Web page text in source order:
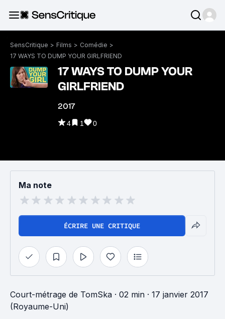
SensCritique > Films > Comédie >
17 WAYS TO DUMP YOUR GIRLFRIEND
17 WAYS TO DUMP YOUR
GIRLFRIEND
2017
4 1 0
Ma note
ÉCRIRE UNE CRITIQUE
Court-métrage de TomSka · 02 min · 17 janvier 2017
(Royaume-Uni)